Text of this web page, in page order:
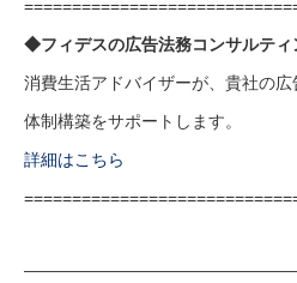
◆フィデスの広告法務コンサルテ
消費生活アドバイザーが、貴社の
体制構築をサポートします。
詳細はこちら